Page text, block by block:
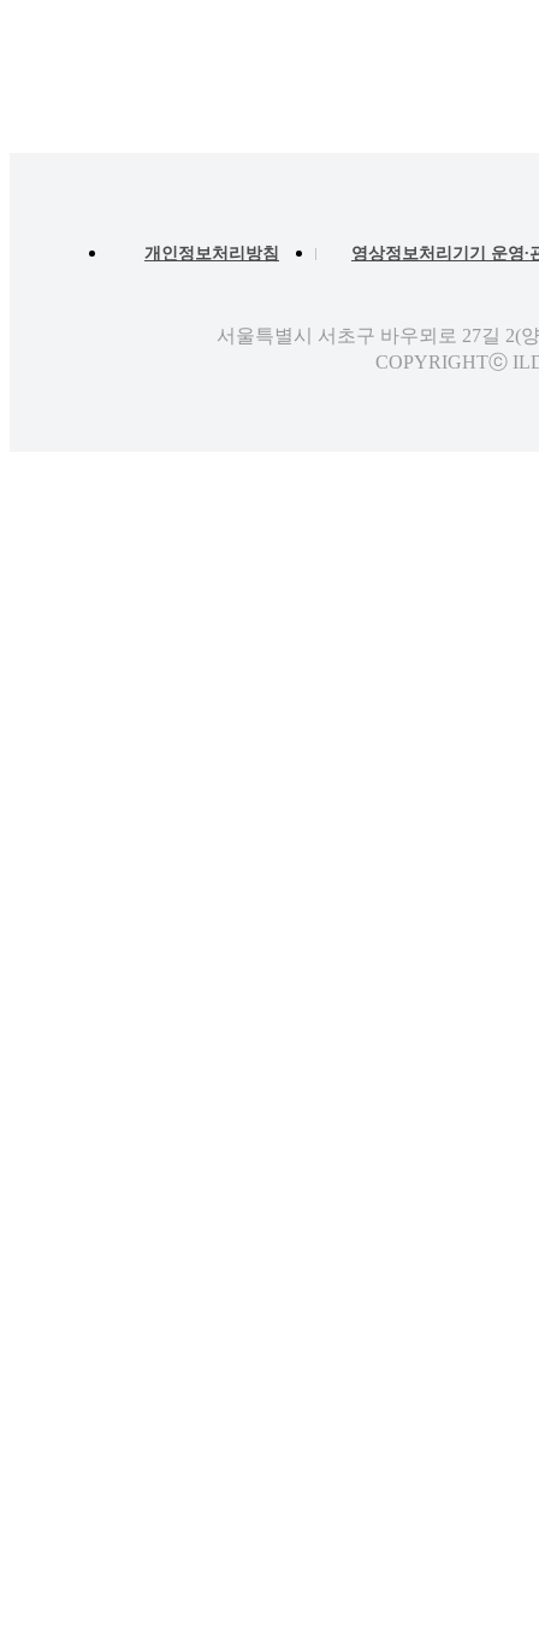
개인정보처리방침 영상정보처리기기 운영∙
서울특별시 서초구 바우뫼로 27길 2(
COPYRIGHTⓒ